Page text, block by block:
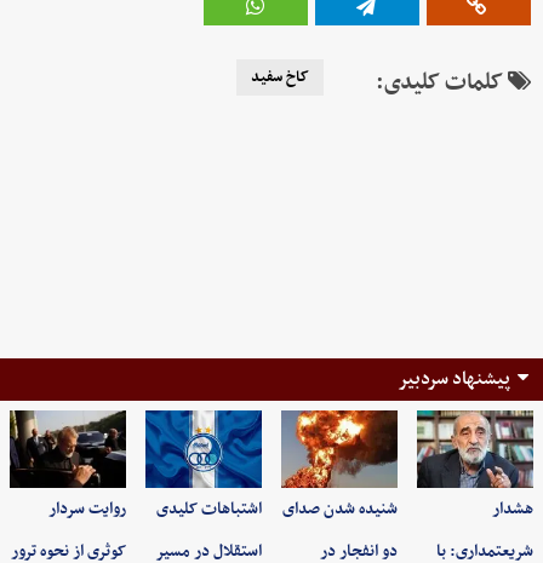
کلمات کلیدی: کاخ سفید
پیشنهاد سردبیر
هشدار
شریعتمداری: با
شنیده شدن صدای
دو انفجار در
اشتباهات کلیدی
استقلال در مسیر
روایت سردار
کوثری از نحوه ترور